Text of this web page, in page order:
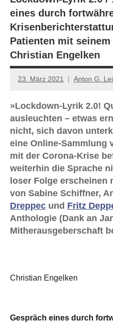
Lyrik,
Essay
Kritik
eines durch
Patienten mit seinem
Christian Engelken
23. März 2021 Anton G.
»Lockdown-Lyrik 2.0!
ausleuchten – etwas
nicht, sich davon
eine Online-Sammlung
mit der Corona-Krise
weiterhin die Sprache
loser Folge erscheinen
von Sabine Schiffner,
Dreppec und Fritz
Anthologie (Dank an
Mitherausgeberschaft
Christian Engelken
Gespräch eines durch